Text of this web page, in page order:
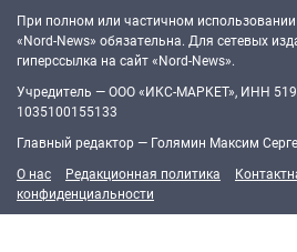
При полном или частичном
«Nord-News» обязательна. Для сетевых
гиперссылка на сайт «Nord-News».
Учредитель — ООО «ИКС-МАРКЕТ», ИНН
1035100155133
Главный редактор — Голямин Максим
О нас
Редакционная политика
конфиденциальности